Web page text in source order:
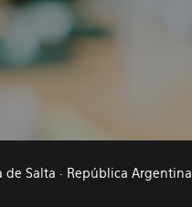
Salta · República Argentina